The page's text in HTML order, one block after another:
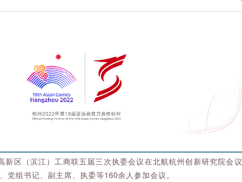
新区（滨江）工商联五届三次执委会议在北航杭州创新研究院会议
党组书记、副主席、执委等160余人参加会议。